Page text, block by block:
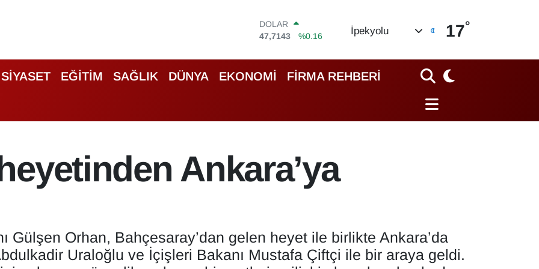
DOLAR
47,7143
%0.16
55,0317
%-0.02
STERLİN
64,2463
%0.07
BİST100
64.225,61
İpekyolu 17°
SİYASET EĞİTİM SAĞLIK DÜNYA EKONOMİ FİRMA REHBERİ
Ankara’ya
Gülşen Orhan, Bahçesaray’dan gelen heyet ile birlikte Ankara’da
Uraloğlu ve İçişleri Bakanı Mustafa Çiftçi ile bir araya geldi.